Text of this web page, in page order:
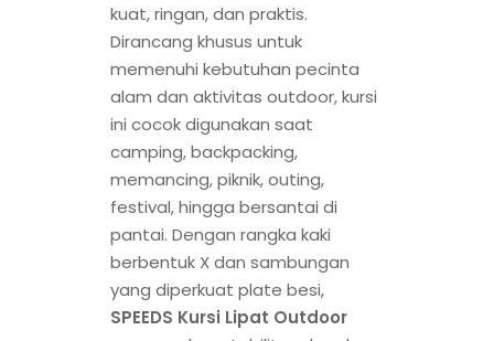
kuat, ringan, dan praktis.
Dirancang khusus untuk
memenuhi kebutuhan pecinta
alam dan aktivitas outdoor, kursi
ini cocok digunakan saat
camping, backpacking,
memancing, piknik, outing,
festival, hingga bersantai di
pantai. Dengan rangka kaki
berbentuk X dan sambungan
yang diperkuat plate besi,
SPEEDS Kursi Lipat Outdoor